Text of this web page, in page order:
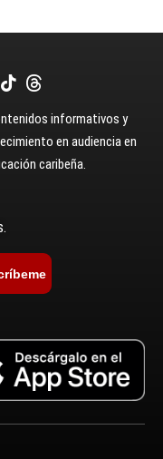
informativos y
en audiencia en
caribeña.